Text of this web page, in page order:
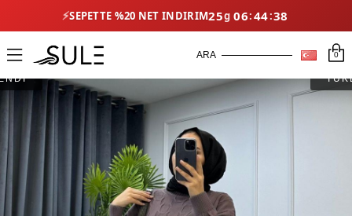
⚡SEPETTE %20 NET İNDIRIM25 06 44 38
0